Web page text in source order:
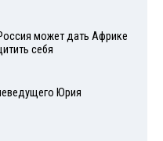
может дать Африке
себя
Юрия